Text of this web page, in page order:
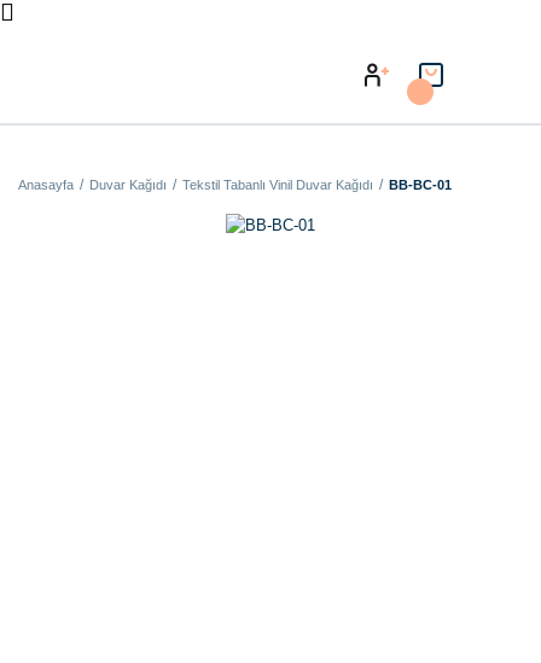
Anasayfa Duvar Kağıdı Tekstil Tabanlı Vinil Duvar Kağıdı BB-BC-01